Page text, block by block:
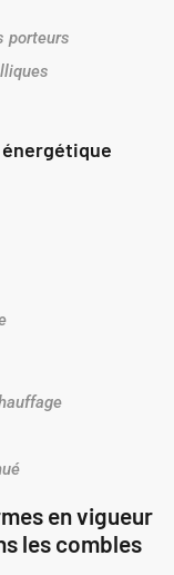
porteurs
en vigueur
les combles